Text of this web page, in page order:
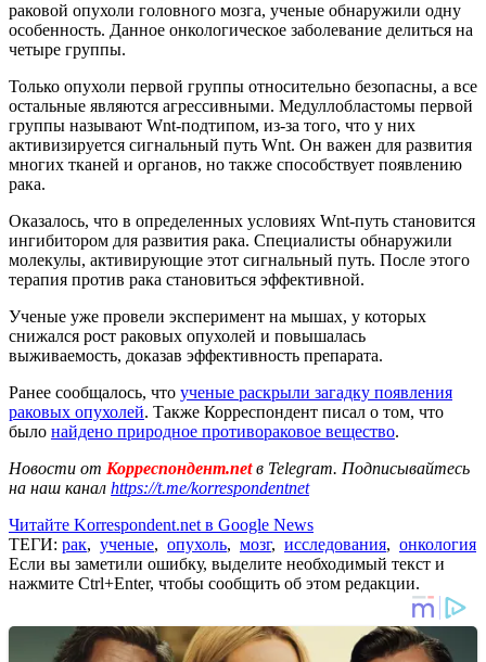
раковой опухоли головного мозга, ученые обнаружили одну
особенность. Данное онкологическое заболевание делиться на
четыре группы.
Только опухоли первой группы относительно безопасны, а все
остальные являются агрессивными. Медуллобластомы первой
группы называют Wnt-подтипом, из-за того, что у них
активизируется сигнальный путь Wnt. Он важен для развития
многих тканей и органов, но также способствует появлению
рака.
Оказалось, что в определенных условиях Wnt-путь становится
ингибитором для развития рака. Специалисты обнаружили
молекулы, активирующие этот сигнальный путь. После этого
терапия против рака становиться эффективной.
Ученые уже провели эксперимент на мышах, у которых
снижался рост раковых опухолей и повышалась
выживаемость, доказав эффективность препарата.
Ранее сообщалось, что ученые раскрыли загадку появления
раковых опухолей. Также Корреспондент писал о том, что
было найдено природное противораковое вещество.
Новости от Корреспондент.netв Telegram. Подписывайтесь
на наш канал https://t.me/korrespondentnet
Читайте Korrespondent.net в Google News
ТЕГИ: рак, ученые, опухоль, мозг, исследования, онкология
Если вы заметили ошибку, выделите необходимый текст и
нажмите Ctrl+Enter, чтобы сообщить об этом редакции.